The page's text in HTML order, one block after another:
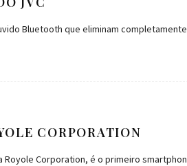
Bluetooth que eliminam
CORPORATION
Royole Corporation, é o primeiro